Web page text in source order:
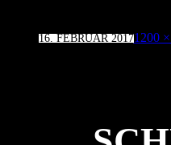
Veröffentlicht
am
16. FEBRUAR 2017Volle
1200